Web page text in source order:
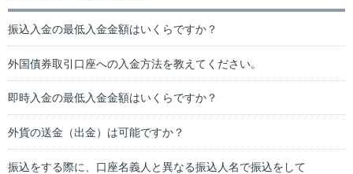
振込入金の最低入金金額はいくらですか？
外国債券取引口座への入金方法を教えてください。
即時入金の最低入金金額はいくらですか？
外貨の送金（出金）は可能ですか？
振込をする際に、口座名義人と異なる振込人名で振込をして